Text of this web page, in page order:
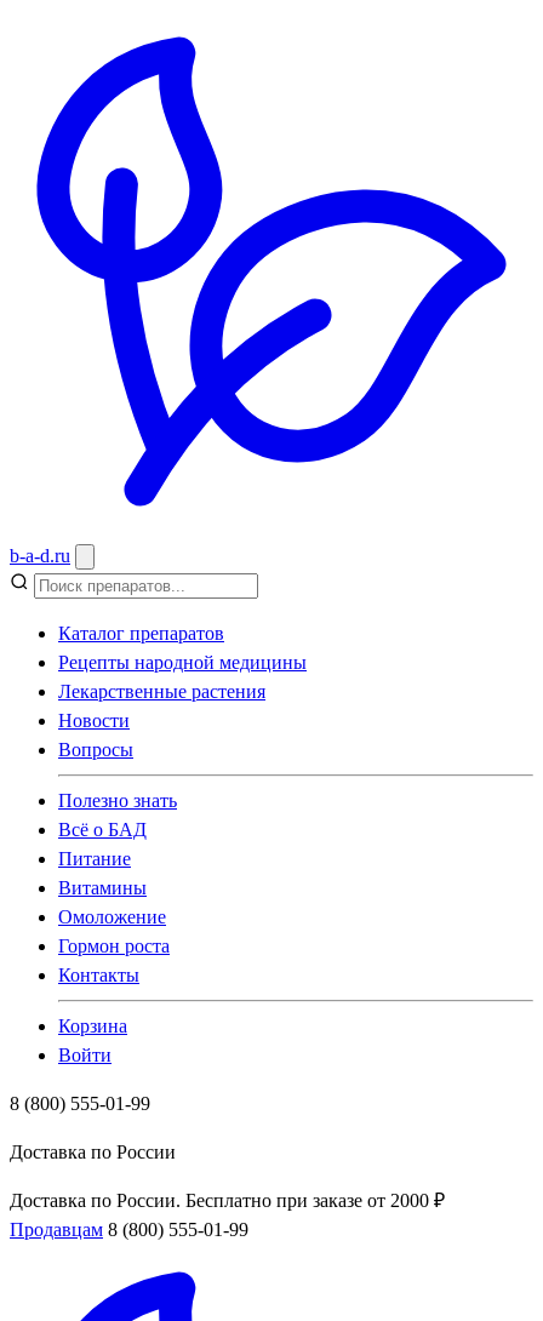
b-a-d.ru
Каталог препаратов
Рецепты народной медицины
Лекарственные растения
Новости
Вопросы
Полезно знать
Всё о БАД
Питание
Витамины
Омоложение
Гормон роста
Контакты
Корзина
Войти
8 (800) 555-01-99
Доставка по России
Доставка по России. Бесплатно при заказе от 2000 ₽
Продавцам 8 (800) 555-01-99